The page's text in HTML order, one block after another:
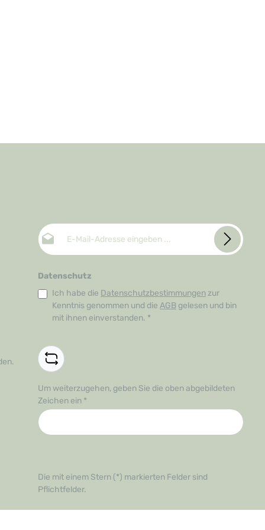
E-Mail-Adresse*
Datenschutz
Ich habe die Datenschutzbestimmungen zur
Kenntnis genommen und die AGB gelesen und bin
mit ihnen einverstanden. *
Um weiterzugehen, geben Sie die oben abgebildeten
Zeichen ein *
Die mit einem Stern (*) markierten Felder sind
Pflichtfelder.